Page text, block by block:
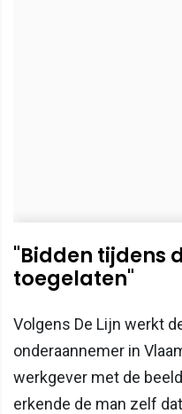
"Bidden tijdens
toegelaten"
Volgens De Lijn werkt
onderaannemer in
werkgever met de
erkende de man zelf